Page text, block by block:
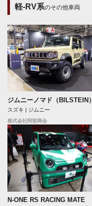
軽-RV系のその他車両
ジムニーノマド（BILSTEIN）
スズキ | ジムニー
株式会社阿部商会
N-ONE RS RACING MATE